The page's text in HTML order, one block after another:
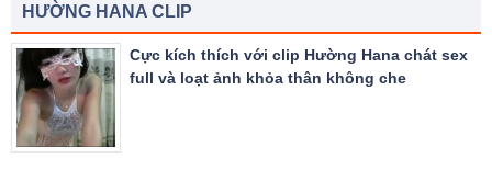
HƯỜNG HANA CLIP
Cực kích thích với clip Hường Hana chát sex
full và loạt ảnh khỏa thân không che